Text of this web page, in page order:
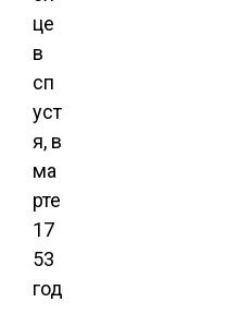
це
в
сп
уст
я, в
ма
рте
17
53
год